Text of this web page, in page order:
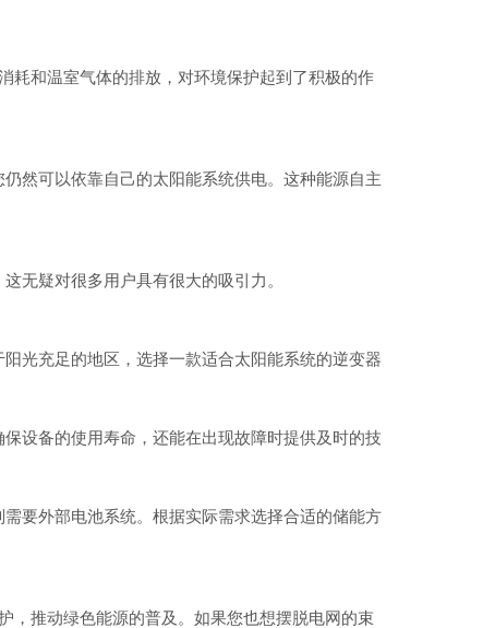
耗和温室气体的排放，对环境保护起到了积极的作
然可以依靠自己的太阳能系统供电。这种能源自主
无疑对很多用户具有很大的吸引力。
光充足的地区，选择一款适合太阳能系统的逆变器
设备的使用寿命，还能在出现故障时提供及时的技
要外部电池系统。根据实际需求选择合适的储能方
，推动绿色能源的普及。如果您也想摆脱电网的束